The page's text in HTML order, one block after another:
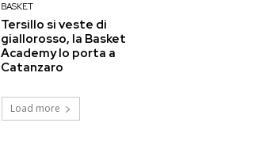
BASKET
Tersillo si veste di
giallorosso, la Basket
Academy lo porta a
Catanzaro
Load more